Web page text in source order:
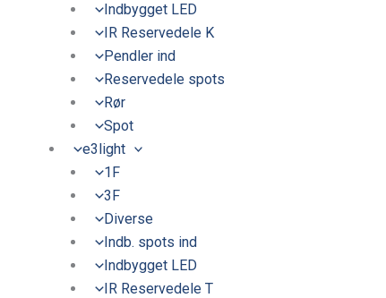
Indbygget LED
IR Reservedele K
Pendler ind
Reservedele spots
Rør
Spot
e3light
1F
3F
Diverse
Indb. spots ind
Indbygget LED
IR Reservedele T